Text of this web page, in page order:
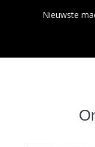
Nieuwste